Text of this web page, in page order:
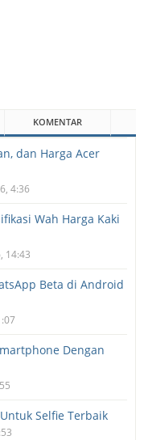
KOMENTAR
dan Harga Acer
4:36
Wah Harga Kaki
14:43
Beta di Android
Dengan
Selfie Terbaik